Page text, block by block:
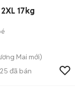
17kg
Mai mới)
25 đã bán